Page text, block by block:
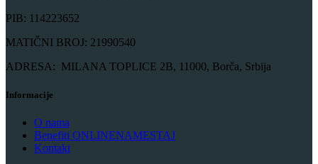
PIB: 114223652
MATIČNI BROJ: 21990540
ADRESA: MILANA TOPLICE 2B, 11000, Borča, Srbija
Informacije
O nama
Benefiti ONLINENAMESTAJ
Kontakt